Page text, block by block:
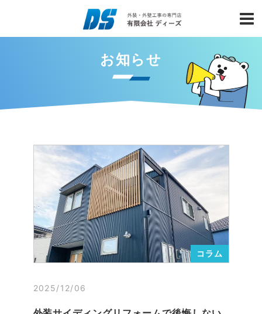
お知らせ
コラム
2025/12/06